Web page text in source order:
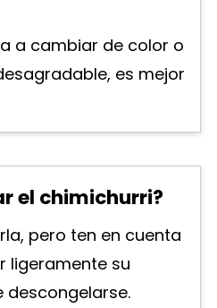
a cambiar de color o
es mejor
el chimichurri?
pero ten en cuenta
ligeramente su
descongelarse.